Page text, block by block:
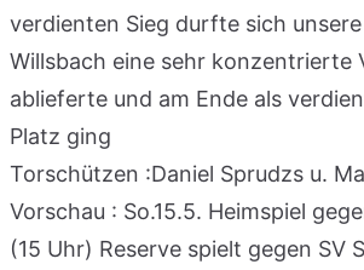
verdienten Sieg durfte sich
Willsbach eine sehr konzentrierte
ablieferte und am Ende als
Platz ging
Torschützen :Daniel Sprudzs u.
Vorschau : So.15.5. Heimspiel
(15 Uhr) Reserve spielt gegen SV